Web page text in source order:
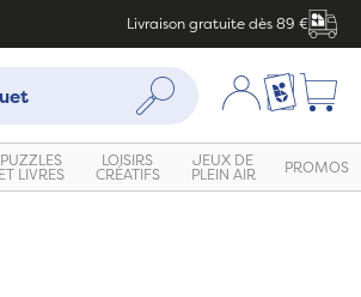
Livraison gratuite dès 89 €
Rechercher Mon compte
Ma liste
PUZZLES
ET LIVRES
LOISIRS
CRÉATIFS
JEUX DE
PLEIN AIR PROMOS